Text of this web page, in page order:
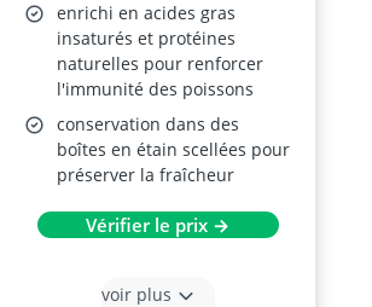
enrichi en acides gras
insaturés et protéines
naturelles pour renforcer
l'immunité des poissons
conservation dans des
boîtes en étain scellées pour
préserver la fraîcheur
Vérifier le prix →
voir plus